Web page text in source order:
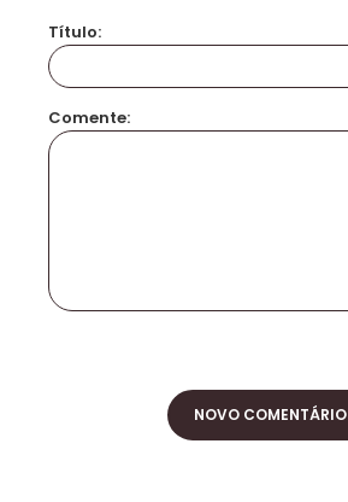
Título:
Comente:
NOVO COMENTÁRIO